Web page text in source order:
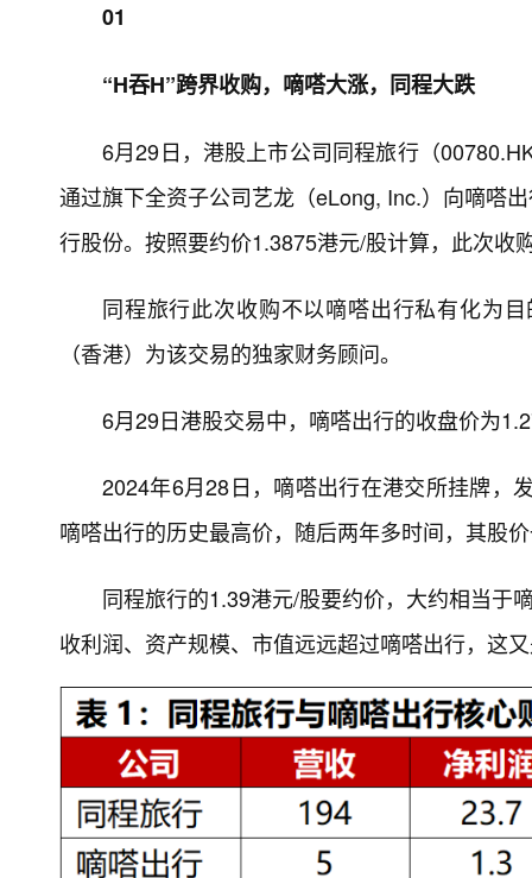
01
“H吞H”跨界收购，嘀嗒大涨，同程大跌
6月29日，港股上市公司同程旅行（
通过旗下全资子公司艺龙（eLong, Inc.）向嘀嗒
行股份。按照要约价1.3875港元/股计算，此次收
同程旅行此次收购不以嘀嗒出行私有化为
（香港）为该交易的独家财务顾问。
6月29日港股交易中，嘀嗒出行的收盘价为
2024年6月28日，嘀嗒出行在港交所挂牌，
嘀嗒出行的历史最高价，随后两年多时间，其股
同程旅行的1.39港元/股要约价，大约相当于
收利润、资产规模、市值远远超过嘀嗒出行，这